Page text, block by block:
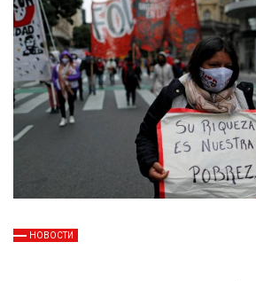
НОВОСТИ